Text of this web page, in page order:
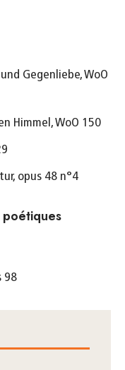
Gegenliebe, WoO
Himmel, WoO 150
opus 48 n°4
98